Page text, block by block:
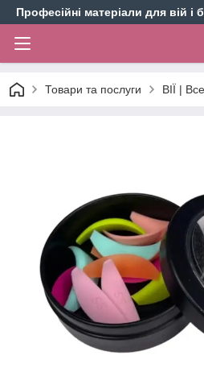
Професійні матеріали для вій і
Товари та послуги ВІЇ |